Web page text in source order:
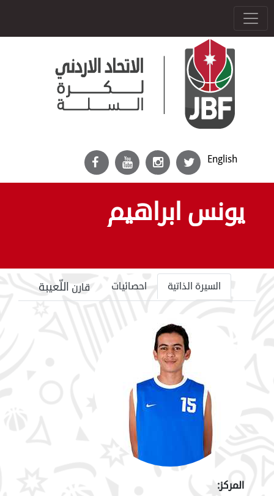
English
يونس ابراهيم
السيرة الذاتية احصائيات قارن اللّعيبة
المركز: